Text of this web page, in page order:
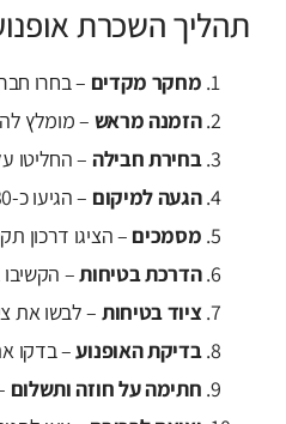
תהליך השכרת
מחקר מקדים – בחרו
הזמנה מראש – מומלץ להזמין לפחות
בחירת חבילה – החליטו על משך
הגעה למיקום – הגיעו כ-30 דקות לפני הזמן המתוכנן להשלמת טפסים והדרכה
מסמכים – הציגו דרכון
הדרכת בטיחות–
ציוד בטיחות – לבשו את
בדיקת האופנוע– בדקו
חתימה על חוזה ותשלום